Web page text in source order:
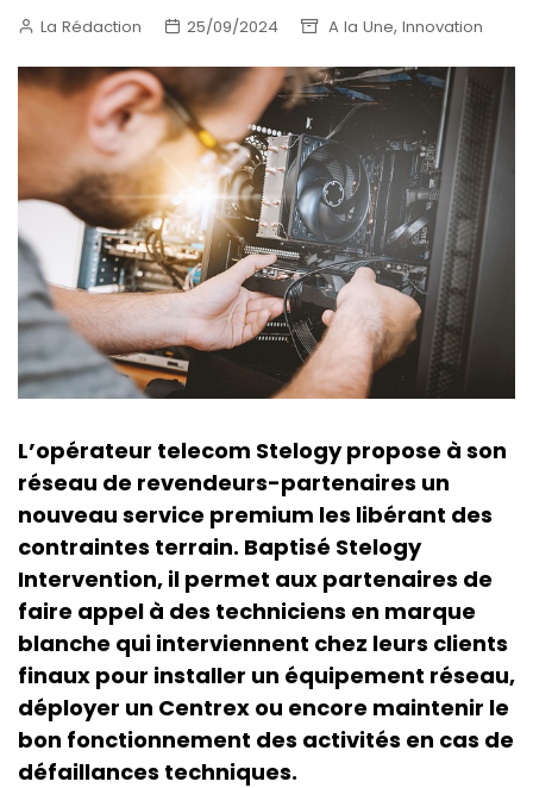
La Rédaction 25/09/2024 A la Une, Innovation
L’opérateur telecom Stelogy propose à son
réseau de revendeurs-partenaires un
nouveau service premium les libérant des
contraintes terrain. Baptisé Stelogy
Intervention, il permet aux partenaires de
faire appel à des techniciens en marque
blanche qui interviennent chez leurs clients
finaux pour installer un équipement réseau,
déployer un Centrex ou encore maintenir le
bon fonctionnement des activités en cas de
défaillances techniques.